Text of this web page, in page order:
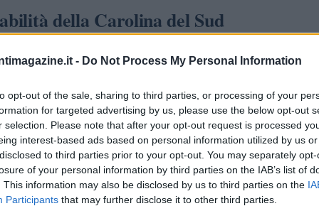
- Do Not Process My Personal Information
opt-out of the sale, sharing to third parties, or processing of your
for targeted advertising by us, please use the below opt-out
selection. Please note that after your opt-out request is processed
interest-based ads based on personal information utilized by us
to third parties prior to your opt-out. You may separately
of your personal information by third parties on the IAB’s list of
This information may also be disclosed by us to third parties on the
Participants that may further disclose it to other third parties.
della Carolina del Sud
ha recentemente ottenuto un contratto di
Questo progetto non solo rappresenta un
si inserisce anche in un contesto più ampio di